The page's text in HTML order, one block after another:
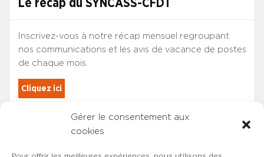
Gérer le consentement aux
cookies
Le récap du SYNCASS-CFDT
Inscrivez-vous à notre récap mensuel regroupant
nos communications et les avis de vacance de postes
de chaque mois.
Cliquez ici
Les adhérents du SYNCASS-CFDT
sont automatiquement inscrits.